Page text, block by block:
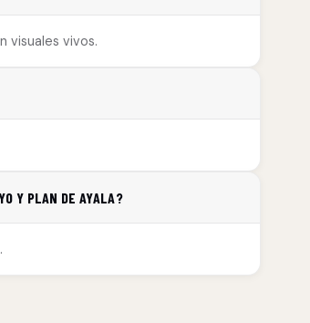
visuales vivos.
Y PLAN DE AYALA?